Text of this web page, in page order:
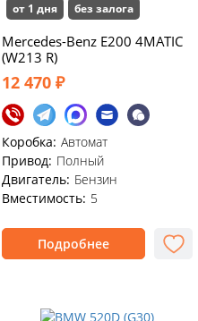
от 1 дня без залога
Mercedes-Benz E200 4MATIC
(W213 R)
12 470 ₽
Коробка: Автомат
Привод: Полный
Двигатель: Бензин
Вместимость: 5
Подробнее